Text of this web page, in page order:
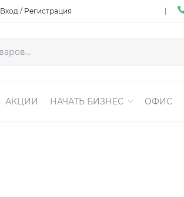
Вход / Регистрация
АКЦИИ НАЧАТЬ БИЗНЕС ОФИС